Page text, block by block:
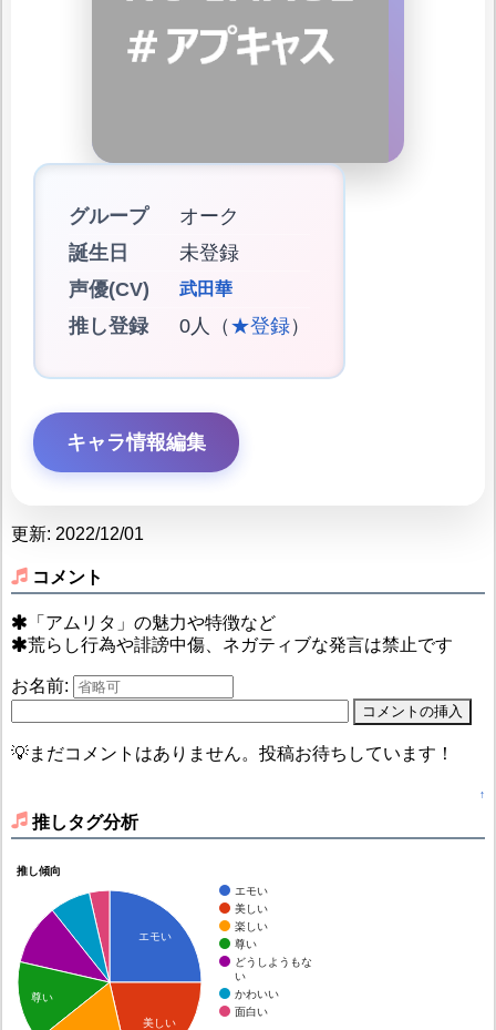
グループ
オーク
誕生日
未登録
声優(CV)
武田華
推し登録 0人（ ★登録）
キャラ情報編集
更新: 2022/12/01
コメント
「アムリタ」の魅力や特徴など
荒らし行為や誹謗中傷、ネガティブな発言は禁止です
お名前:
💡まだコメントはありません。投稿お待ちしています！
↑
推しタグ分析
推し傾向
エモい
美しい
楽しい
尊い
どうしようもな
い
かわいい
面白い
エモい
美しい
尊い